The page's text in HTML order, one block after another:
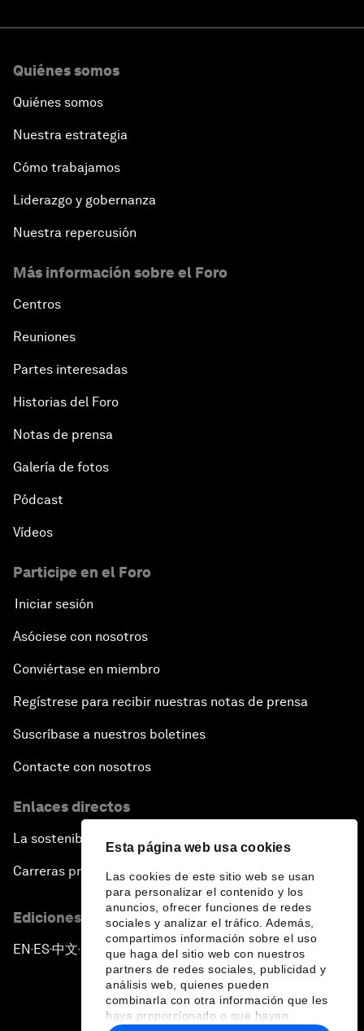
Esta página web usa cookies
Las cookies de este sitio web se usan
para personalizar el contenido y los
anuncios, ofrecer funciones de redes
sociales y analizar el tráfico. Además,
compartimos información sobre el uso
que haga del sitio web con nuestros
partners de redes sociales, publicidad y
análisis web, quienes pueden
combinarla con otra información que les
haya proporcionado o que hayan
Quiénes somos
Quiénes somos
Nuestra estrategia
Cómo trabajamos
Liderazgo y gobernanza
Nuestra repercusión
Más información sobre el Foro
Centros
Reuniones
Partes interesadas
Historias del Foro
Notas de prensa
Galería de fotos
Pódcast
Vídeos
Participe en el Foro
Iniciar sesión
Asóciese con nosotros
Conviértase en miembro
Regístrese para recibir nuestras notas de prensa
Suscríbase a nuestros boletines
Contacte con nosotros
Enlaces directos
La sostenibilidad en el Foro
Carreras profesionales
Ediciones en otros idiomas
EN ▪ES▪中文▪ 日本語